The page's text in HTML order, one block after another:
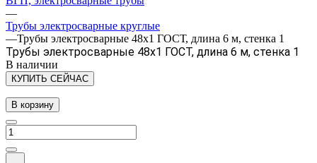
—
Трубы электросварные круглые
—Трубы электросварные 48х1 ГОСТ, длина 6 м, стенка 1
Трубы электросварные 48х1 ГОСТ, длина 6 м, стенка 1
В наличии
КУПИТЬ СЕЙЧАС
В корзину